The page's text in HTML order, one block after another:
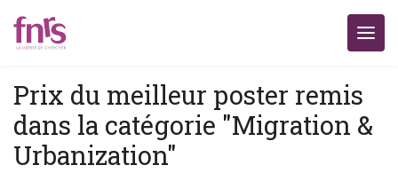
Prix du meilleur poster remis
dans la catégorie "Migration &
Urbanization"